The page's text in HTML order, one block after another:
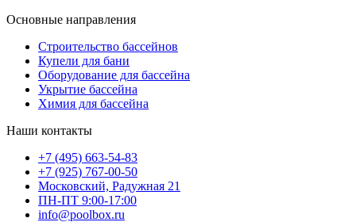
Основные направления
Строительство бассейнов
Купели для бани
Оборудование для бассейна
Укрытие бассейна
Химия для бассейна
Наши контакты
+7 (495) 663-54-83
+7 (925) 767-00-50
Московский, Радужная 21
ПН-ПТ 9:00-17:00
info@poolbox.ru